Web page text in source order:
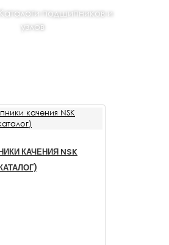
подшипников и
узлов
КАЧЕНИЯ NSK